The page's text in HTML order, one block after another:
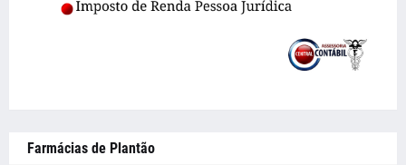
Farmácias de Plantão